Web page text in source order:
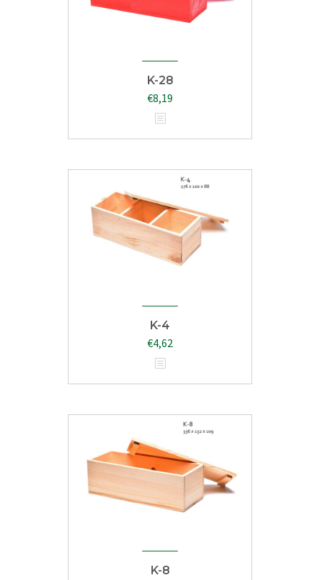
K-28
€8,19
K-4
€4,62
K-8